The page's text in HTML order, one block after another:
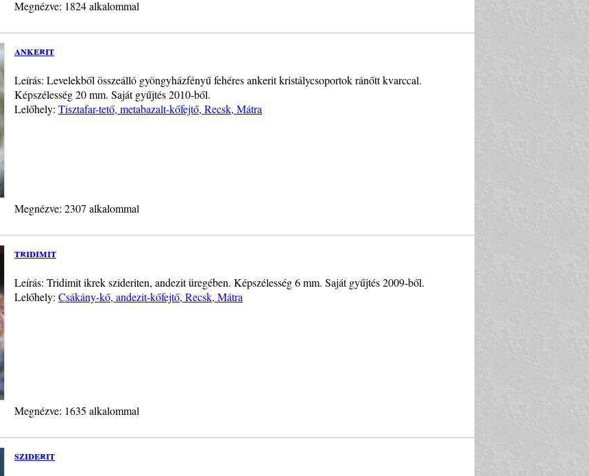
Megnézve: 1824 alkalommal
ankerit
Leírás: Levelekből összeálló gyöngyházfényű fehéres ankerit kristálycsoportok ránőtt kvarccal.
Képszélesség 20 mm. Saját gyűjtés 2010-ből.
Lelőhely: Tisztafar-tető, metabazalt-kőfejtő, Recsk, Mátra
Megnézve: 2307 alkalommal
tridimit
Leírás: Tridimit ikrek szideriten, andezit üregében. Képszélesség 6 mm. Saját gyűjtés 2009-ből.
Lelőhely: Csákány-kő, andezit-kőfejtő, Recsk, Mátra
Megnézve: 1635 alkalommal
sziderit